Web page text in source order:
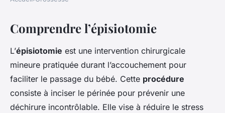
Mon compagnon et
l'épisiotomie : Rôle et soutien
Apolline• 26 février 2025•6 min de lecture
Comprendre l’épisiotomie
L’épisiotomie est une intervention chirurgicale
mineure pratiquée durant l’accouchement pour
faciliter le passage du bébé. Cette procédure
consiste à inciser le périnée pour prévenir une
déchirure incontrôlable. Elle vise à réduire le stress